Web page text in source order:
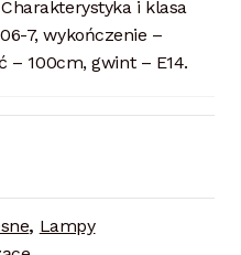
i klasa
7, wykończenie –
– 100cm, gwint – E14.
, Lampy